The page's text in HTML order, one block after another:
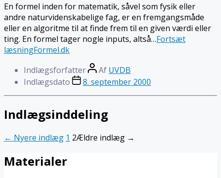
En formel inden for matematik, såvel som fysik eller
andre naturvidenskabelige fag, er en fremgangsmåde
eller en algoritme til at finde frem til en given værdi eller
ting. En formel tager nogle inputs, altså…Fortsæt
læsningFormel.dk
Indlægsforfatter
Af UVDB
Indlægsdato
8. september 2000
Indlægsinddeling
← Nyere indlæg 1 2Ældre indlæg →
Materialer